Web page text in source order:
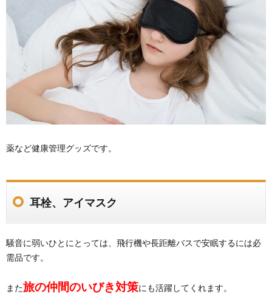
薬など健康管理グッズです。
耳栓、アイマスク
騒音に弱いひとにとっては、飛行機や長距離バスで安眠するには必
需品です。
また旅の仲間のいびき対策にも活躍してくれます。